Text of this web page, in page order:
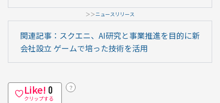
＞＞ニュースリリース
関連記事：スクエニ、AI研究と事業推進を目的に新
会社設立 ゲームで培った技術を活用
Like! 0
クリップする
？